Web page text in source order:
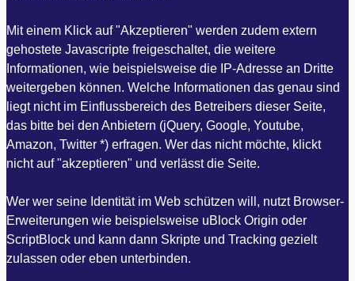
Mit einem Klick auf "Akzeptieren" werden zudem extern
gehostete Javascripte freigeschaltet, die weitere
Informationen, wie beispielsweise die IP-Adresse an Dritte
weitergeben können. Welche Informationen das genau sind
liegt nicht im Einflussbereich des Betreibers dieser Seite,
das bitte bei den Anbietern (jQuery, Google, Youtube,
Amazon, Twitter *) erfragen. Wer das nicht möchte, klickt
nicht auf "akzeptieren" und verlässt die Seite.
Wer wer seine Identität im Web schützen will, nutzt Browser-
Erweiterungen wie beispielsweise uBlock Origin oder
ScriptBlock und kann dann Skripte und Tracking gezielt
zulassen oder eben unterbinden.